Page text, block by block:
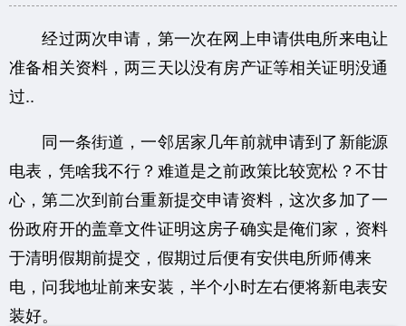
经过两次申请，第一次在网上申请供电所来电让
准备相关资料，两三天以没有房产证等相关证明没通
过..
同一条街道，一邻居家几年前就申请到了新能源
电表，凭啥我不行？难道是之前政策比较宽松？不甘
心，第二次到前台重新提交申请资料，这次多加了一
份政府开的盖章文件证明这房子确实是俺们家，资料
于清明假期前提交，假期过后便有安供电所师傅来
电，问我地址前来安装，半个小时左右便将新电表安
装好。